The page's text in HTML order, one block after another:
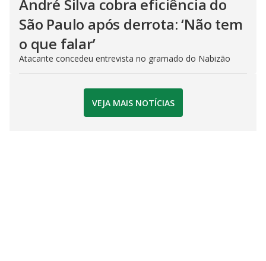
André Silva cobra eficiência do
São Paulo após derrota: ‘Não tem
o que falar’
Atacante concedeu entrevista no gramado do Nabizão
VEJA MAIS NOTÍCIAS